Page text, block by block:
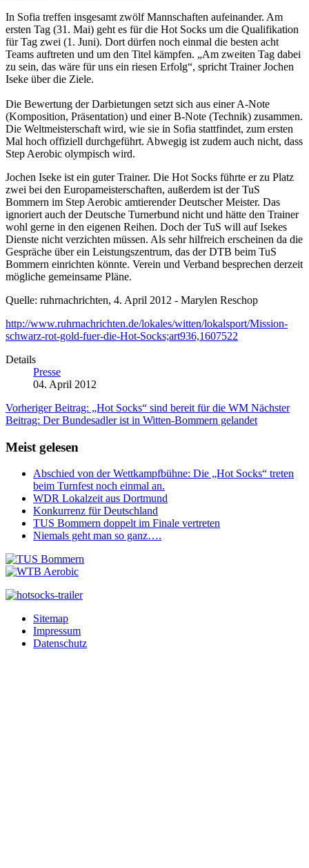
In Sofia treffen insgesamt zwölf Mannschaften aufeinander. Am
ersten Tag (31. Mai) geht es für die Hot Socks um die Qualifikation
für Tag zwei (1. Juni). Dort dürfen noch einmal die besten acht
Teams auftreten und um den Titel kämpfen. „Am zweiten Tag dabei
zu sein, das wäre für uns ein riesen Erfolg“, spricht Trainer Jochen
Iseke über die Ziele.
Die Bewertung der Darbietungen setzt sich aus einer A-Note
(Komposition, Präsentation) und einer B-Note (Technik) zusammen.
Die Weltmeisterschaft wird, wie sie in Sofia stattfindet, zum ersten
Mal hoch offiziell durchgeführt. Abwegig ist zudem auch nicht, dass
Step Aerobic olympisch wird.
Jochen Iseke ist ein guter Trainer. Die Hot Socks führte er zu Platz
zwei bei den Europameisterschaften, außerdem ist der TuS
Bommern im Step Aerobic amtierender Deutscher Meister. Das
ignoriert auch der Deutsche Turnerbund nicht und hätte den Trainer
wohl gerne in den eigenen Reihen. Doch der TuS will auf Isekes
Dienste nicht verzichten müssen. Als sehr hilfreich erscheinen da die
Gespräche über ein Leistungszentrum, das der DTB beim TuS
Bommern einrichten könnte. Verein und Verband besprechen derzeit
mögliche gemeinsame Pläne.
Quelle: ruhrnachrichten, 4. April 2012 - Marylen Reschop
http://www.ruhrnachrichten.de/lokales/witten/lokalsport/Mission-
schwarz-rot-gold-fuer-die-Hot-Socks;art936,1607522
Details
Presse
04. April 2012
Vorheriger Beitrag: „Hot Socks“ sind bereit für die WM Nächster
Beitrag: Der Bundesadler ist in Witten-Bommern gelandet
Meist gelesen
Abschied von der Wettkampfbühne: Die „Hot Socks“ treten
beim Turnfest noch einmal an.
WDR Lokalzeit aus Dortmund
Konkurrenz für Deutschland
TUS Bommern doppelt im Finale vertreten
Niemals geht man so ganz….
Sitemap
Impressum
Datenschutz